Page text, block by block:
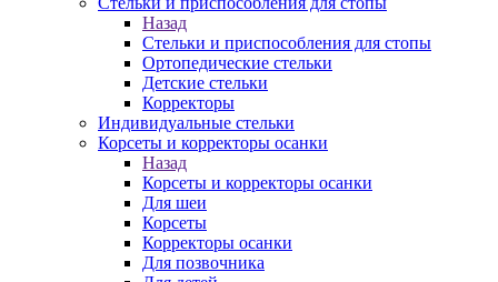
Назад
Стельки и приспособления для стопы
Ортопедические стельки
Детские стельки
Корректоры
Индивидуальные стельки
Корсеты и корректоры осанки
Назад
Корсеты и корректоры осанки
Для шеи
Корсеты
Корректоры осанки
Для позвочника